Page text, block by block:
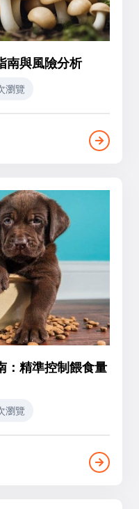
南與風險分析
瀏覽
：精準控制餵食量
瀏覽